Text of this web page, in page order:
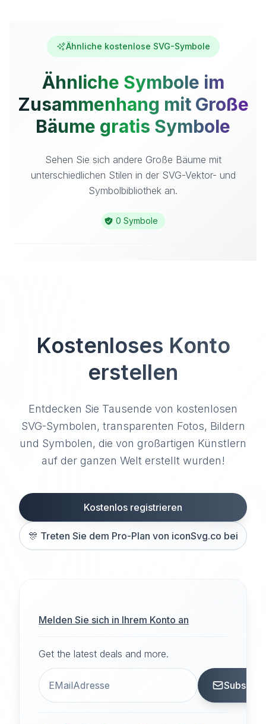
Ähnliche kostenlose SVG-Symbole
Ähnliche Symbole im
Zusammenhang mit Große
Bäume gratis Symbole
Sehen Sie sich andere Große Bäume mit
unterschiedlichen Stilen in der SVG-Vektor- und
Symbolbibliothek an.
0 Symbole
Kostenloses Konto
erstellen
Entdecken Sie Tausende von kostenlosen
SVG-Symbolen, transparenten Fotos, Bildern
und Symbolen, die von großartigen Künstlern
auf der ganzen Welt erstellt wurden!
Kostenlos registrieren
🎊 Treten Sie dem Pro-Plan von iconSvg.co bei
Melden Sie sich in Ihrem Konto an
Get the latest deals and more.